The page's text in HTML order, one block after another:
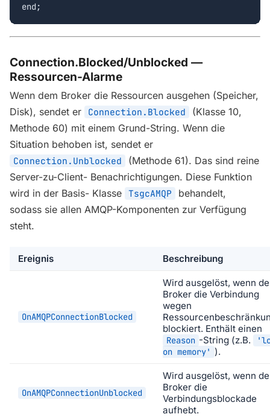
end;
Connection.Blocked/Unblocked —
Ressourcen-Alarme
Wenn dem Broker die Ressourcen ausgehen (Speicher,
Disk), sendet er
Connection.Blocked
(Klasse 10,
Methode 60) mit einem Grund-String. Wenn die
Situation behoben ist, sendet er
Connection.Unblocked
(Methode 61). Das sind reine
Server-zu-Client- Benachrichtigungen. Diese Funktion
wird in der Basis- Klasse TsgcAMQP
behandelt,
sodass sie allen AMQP-Komponenten zur Verfügung
steht.
Ereignis Beschreibung
OnAMQPConnectionBlocked
Wird ausgelöst, wenn
Broker die Verbindung
wegen
blockiert. Enthält einen
Reason -String (z.B.
on memory' ).
OnAMQPConnectionUnblocked
Wird ausgelöst, wenn
Broker die
Verbindungsblockade
aufhebt.